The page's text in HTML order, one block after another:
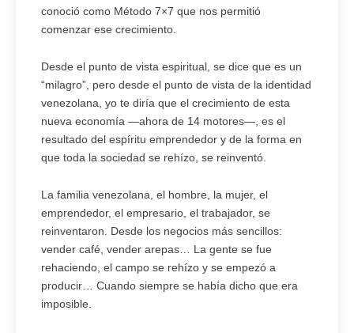
conoció como Método 7×7 que nos permitió
comenzar ese crecimiento.
Desde el punto de vista espiritual, se dice que es un
“milagro”, pero desde el punto de vista de la identidad
venezolana, yo te diría que el crecimiento de esta
nueva economía —ahora de 14 motores—, es el
resultado del espíritu emprendedor y de la forma en
que toda la sociedad se rehízo, se reinventó.
La familia venezolana, el hombre, la mujer, el
emprendedor, el empresario, el trabajador, se
reinventaron. Desde los negocios más sencillos:
vender café, vender arepas… La gente se fue
rehaciendo, el campo se rehízo y se empezó a
producir… Cuando siempre se había dicho que era
imposible.